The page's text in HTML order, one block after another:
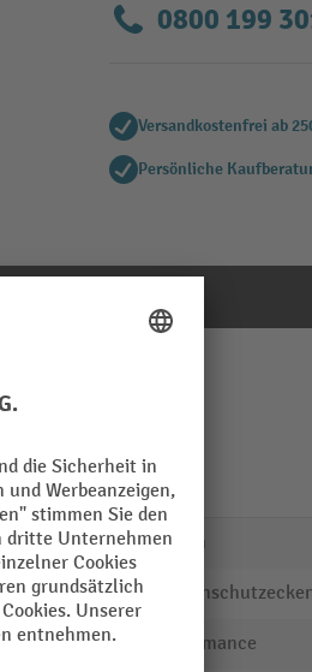
0800 199
Versandkostenfrei ab
Persönliche
40 mm
Performance